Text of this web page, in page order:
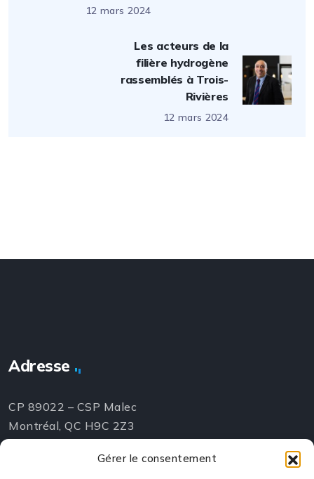
Gérer le consentement
12 mars 2024
Les acteurs de la
filière hydrogène
rassemblés à Trois-
Rivières
12 mars 2024
Adresse
CP 89022 – CSP Malec
Montréal, QC H9C 2Z3